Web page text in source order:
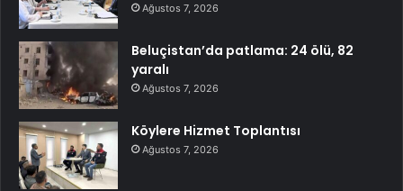
Ağustos 7, 2026
Beluçistan’da patlama: 24 ölü, 82
yaralı
Ağustos 7, 2026
Köylere Hizmet Toplantısı
Ağustos 7, 2026